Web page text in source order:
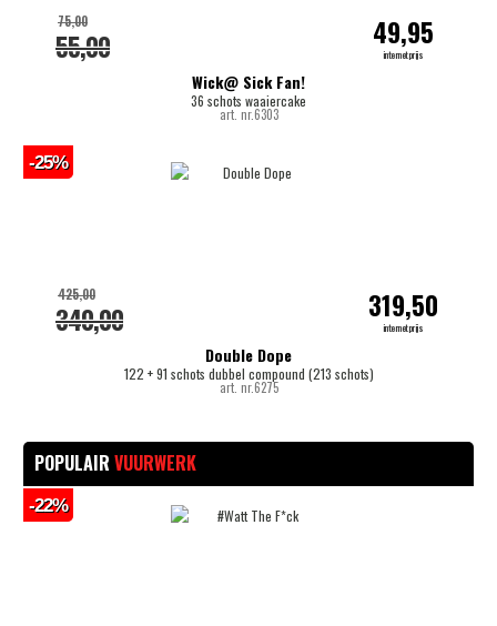
Wick@ Sick Fan!
36 schots waaiercake
art. nr.6303
55,00
75,00 49,95
internetprijs
Double Dope
122 + 91 schots dubbel compound (213 schots)
art. nr.6275
340,00
425,00 319,50
internetprijs
-25%
POPULAIR VUURWERK
-22%